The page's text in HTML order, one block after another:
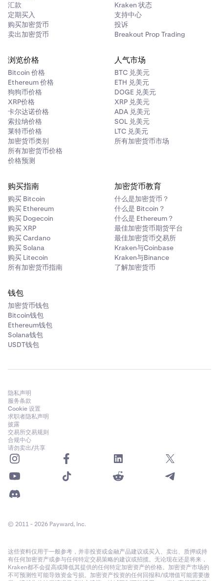
汇款
定期买入
购买加密货币
卖出加密货币
Kraken 状态
支持中心
投诉
Breakout Prop Trading
浏览价格
Bitcoin 价格
Ethereum 价格
狗狗币价格
XRP价格
卡尔达诺价格
索拉纳价格
莱特币价格
加密货币类别
所有加密货币价格
价格预测
人气市场
BTC 兑美元
ETH 兑美元
DOGE 兑美元
XRP 兑美元
ADA 兑美元
SOL 兑美元
LTC 兑美元
所有加密货币市场
购买指南
购买 Bitcoin
购买 Ethereum
购买 Dogecoin
购买 XRP
购买 Cardano
购买 Solana
购买 Litecoin
所有加密货币指南
加密货币教育
什么是加密货币？
什么是 Bitcoin？
什么是 Ethereum？
最佳加密货币期货平台
最佳加密货币交易所
Kraken与Coinbase
Kraken与Binance
了解加密货币
钱包
加密货币钱包
Bitcoin钱包
Ethereum钱包
Solana钱包
USDT钱包
隐私声明
服务条款
Cookie 设置
求职者隐私声明
披露
交易所交易规则
合规中心
请勿卖出/共享
© 2011 - 2026 Payward, Inc.
这些资料仅用于一般参考，并非投资或金融产品建议或买入、卖出、质押或持
有任何加密资产或参与任何特定交易策略的建议或招揽。无论现在还是将来，
Kraken都不会提高或降低其提供的任何特定加密资产的价格。加密资产市场的
不可预测性可能导致资金亏损。加密资产投资的任何回报和/或增值可能需要缴